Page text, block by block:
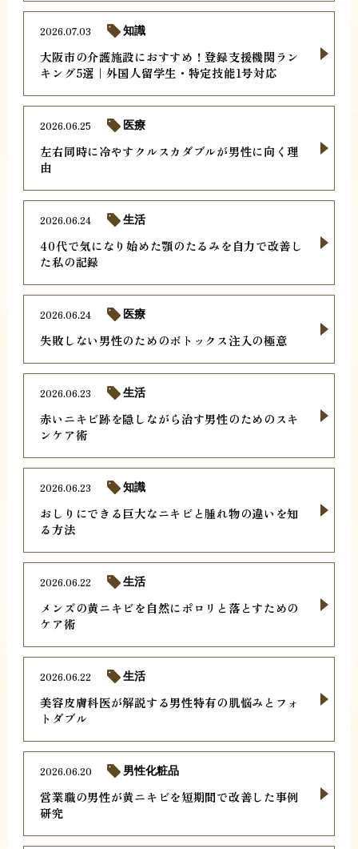
大阪市の介護施設におすすめ！登録支援機関ラン
キング5選｜外国人留学生・特定技能1号対応
2026.07.03 知識
左右同時に冷やすクルスカダブルが男性に向く理
由
2026.06.25 医療
40代で気になり始めた顎のたるみを自力で改善し
た私の記録
2026.06.24 生活
失敗しない男性のためのボトックス注入の極意
2026.06.24 医療
赤いニキビ跡を隠しながら治す男性のためのスキ
ンケア術
2026.06.23 生活
おしりにできる巨大なニキビと腫れ物の違いを知
る方法
2026.06.23 知識
メンズの黄ニキビを自然にポロリと落とすための
ケア術
2026.06.22 生活
美容皮膚科医が解説する男性特有の肌悩みとフォ
トダブル
2026.06.22 生活
営業職の男性が黄ニキビを短期間で改善した事例
研究
2026.06.20 男性化粧品